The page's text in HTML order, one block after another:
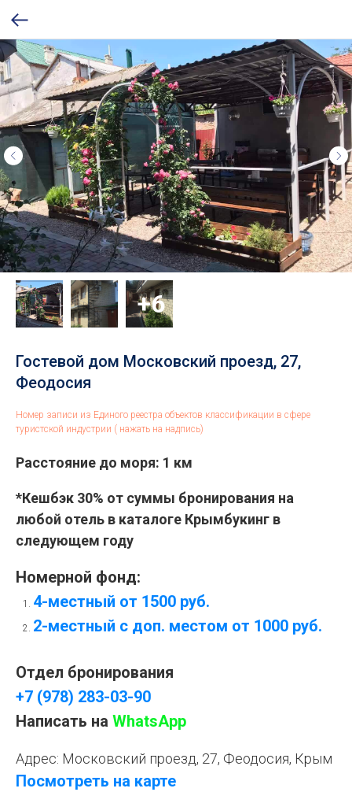
Гостевой дом Московский проезд, 27,
Феодосия
Номер записи из Единого реестра объектов классификации в сфере
туристской индустрии ( нажать на надпись)
Расстояние до моря: 1 км
*Кешбэк 30% от суммы бронирования на
любой отель в каталоге Крымбукинг в
следующем году
Номерной фонд:
4-местный от 1500 руб.
2-местный с доп. местом от 1000 руб.
Отдел бронирования
+7 (978) 283-03-90
Написать на WhatsApp
Адрес: Московский проезд, 27, Феодосия, Крым
Посмотреть на карте